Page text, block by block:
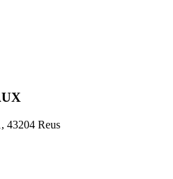
43204 Reus